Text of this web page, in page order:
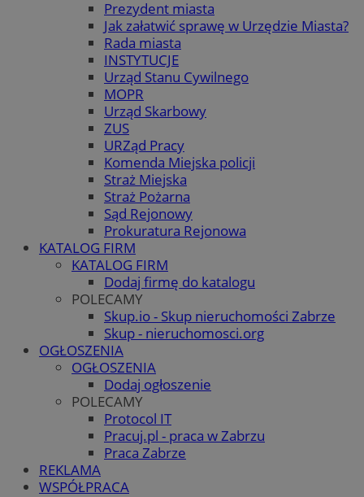
Prezydent miasta
Jak załatwić sprawę w Urzędzie Miasta?
Rada miasta
INSTYTUCJE
Urząd Stanu Cywilnego
MOPR
Urząd Skarbowy
ZUS
URZąd Pracy
Komenda Miejska policji
Straż Miejska
Straż Pożarna
Sąd Rejonowy
Prokuratura Rejonowa
KATALOG FIRM
KATALOG FIRM
Dodaj firmę do katalogu
POLECAMY
Skup.io - Skup nieruchomości Zabrze
Skup - nieruchomosci.org
OGŁOSZENIA
OGŁOSZENIA
Dodaj ogłoszenie
POLECAMY
Protocol IT
Pracuj.pl - praca w Zabrzu
Praca Zabrze
REKLAMA
WSPÓŁPRACA